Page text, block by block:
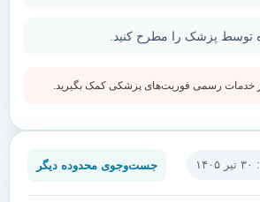
جست‌وجوی محدوده دیگر
توسط پزشک را مطرح کنید.
خدمات رسمی فوریت‌های پزشکی کمک بگیرید.